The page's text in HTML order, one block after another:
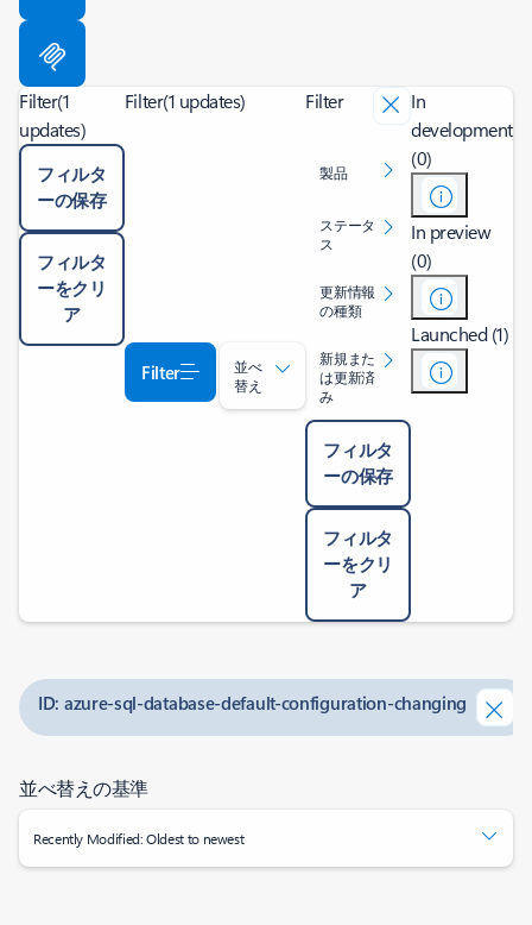
Filter(1
updates)
フィルタ
ーの保存
フィルタ
ーをクリ
ア
Filter(1 updates)
Filter
並べ
替え
Filter
製品
ステータ
ス
更新情報
の種類
新規また
は更新済
み
フィルタ
ーの保存
フィルタ
ーをクリ
ア
In
development
(0)
In preview
(0)
Launched (1)
ID: azure-sql-database-default-configuration-changing
並べ替えの基準
Recently Modified: Oldest to newest